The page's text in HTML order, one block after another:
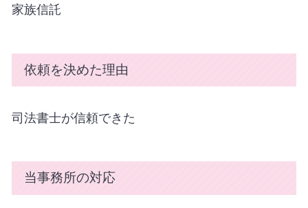
家族信託
依頼を決めた理由
司法書士が信頼できた
当事務所の対応